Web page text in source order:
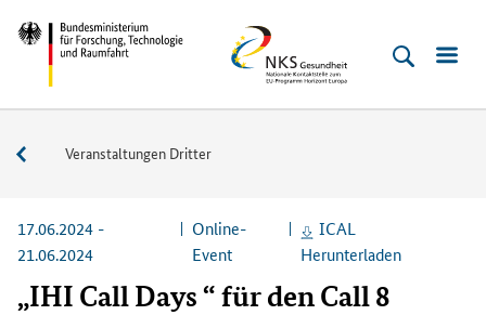
Direkt
zum
Inhalt
(Eingabetaste)
Direkt
zum
Hauptmenu
(Eingabetaste)
Direkt
zur
Suche
(Eingabetaste)
Direkt
zur
Fußleiste
(Enter)
Bundesministerium
und
NKS
Gesundheit
Veranstaltungen
Veranstaltungen Dritter
17.06.2024 -
21.06.2024
Online-
Event
ICAL
Herunterladen
„IHI Call Days “ für den Call 8